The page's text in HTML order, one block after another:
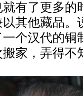
有了更多的
其他藏品。
个汉代的铜
家，弄得不